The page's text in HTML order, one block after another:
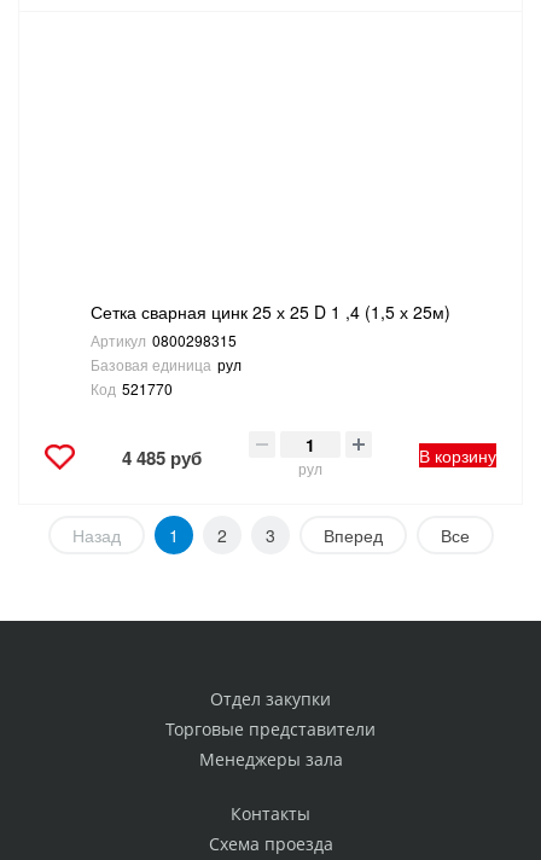
Сетка сварная цинк 25 х 25 D 1 ,4 (1,5 х 25м)
Артикул 0800298315
Базовая единица рул
Код 521770
4 485 руб рул
В корзину
Назад 1 2 3 Вперед Все
Отдел закупки
Торговые представители
Менеджеры зала
Контакты
Схема проезда